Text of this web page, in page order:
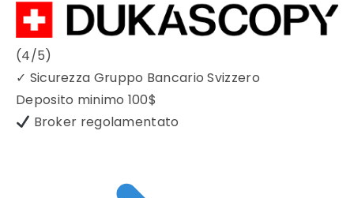
(4/5)
✓ Sicurezza Gruppo Bancario Svizzero
Deposito minimo 100$
Broker regolamentato